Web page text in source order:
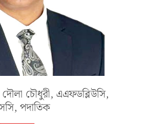
চৌধুরী, এএফডব্লিউসি,
পদাতিক